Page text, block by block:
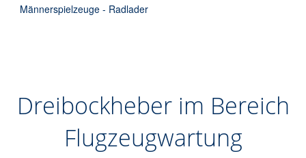
Männerspielzeuge - Radlader
Dreibockheber im Bereich
Flugzeugwartung